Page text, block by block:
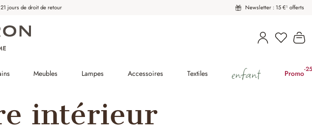
21 jours de droit de retour Newsletter : 15 €¹ offerts
Vous
Meubles Lampes Accessoires Textiles enfant Promo-
intérieur